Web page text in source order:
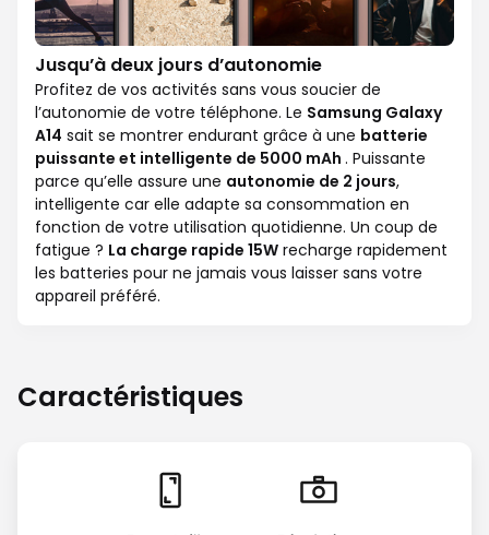
Jusqu’à deux jours d’autonomie
Profitez de vos activités sans vous soucier de
l’autonomie de votre téléphone. Le Samsung Galaxy
A14 sait se montrer endurant grâce à une batterie
puissante et intelligente de 5000 mAh . Puissante
parce qu’elle assure une autonomie de 2 jours,
intelligente car elle adapte sa consommation en
fonction de votre utilisation quotidienne. Un coup de
fatigue ? La charge rapide 15W recharge rapidement
les batteries pour ne jamais vous laisser sans votre
appareil préféré.
Caractéristiques